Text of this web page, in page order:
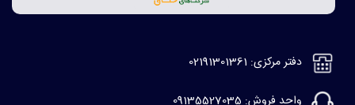
دفتر مرکزی: 02191301361
واحد فروش: 09135527035